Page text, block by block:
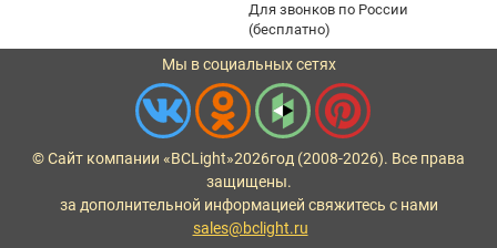
Для звонков по России
(бесплатно)
Мы в социальных сетях
© Сайт компании «BCLight»2026год (2008-2026). Все права
защищены.
за дополнительной информацией свяжитесь с нами
sales@bclight.ru